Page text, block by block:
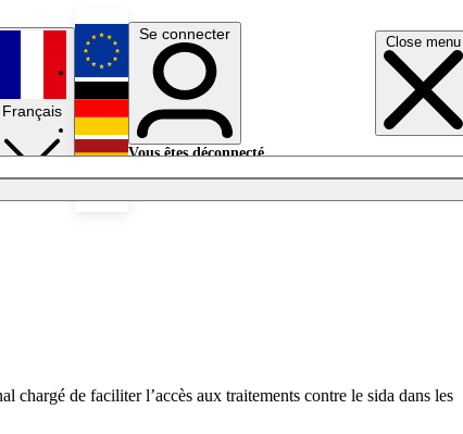
Close menu
Français
English
Deutsch
Se connecter
Vous êtes déconnecté.
de faciliter l’accès aux traitements contre le sida dans les